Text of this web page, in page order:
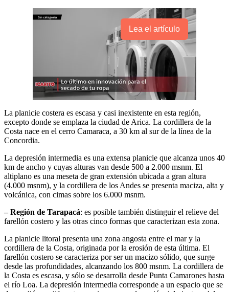
Lea el artículo
La planicie costera es escasa y casi inexistente en esta región,
excepto donde se emplaza la ciudad de Arica. La cordillera de la
Costa nace en el cerro Camaraca, a 30 km al sur de la línea de la
Concordia.
La depresión intermedia es una extensa planicie que alcanza unos 40
km de ancho y cuyas alturas van desde 500 a 2.000 msnm. El
altiplano es una meseta de gran extensión ubicada a gran altura
(4.000 msnm), y la cordillera de los Andes se presenta maciza, alta y
volcánica, con cimas sobre los 6.000 msnm.
– Región de Tarapacá: es posible también distinguir el relieve del
farellón costero y las otras cinco formas que caracterizan esta zona.
La planicie litoral presenta una zona angosta entre el mar y la
cordillera de la Costa, originada por la erosión de esta última. El
farellón costero se caracteriza por ser un macizo sólido, que surge
desde las profundidades, alcanzando los 800 msnm. La cordillera de
la Costa es escasa, y sólo se desarrolla desde Punta Camarones hasta
el río Loa. La depresión intermedia corresponde a un espacio que se